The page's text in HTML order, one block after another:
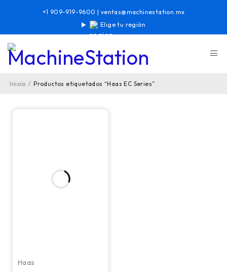
Elige tu región
+1 909-919-9600 | ventas@machinestation.mx
Inicio / Productos etiquetados “Haas EC Series”
Haas